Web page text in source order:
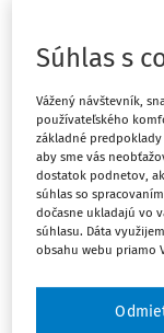
Nezamestnanosť
Košický kraj. Zo
klesol na
septembrom
stotín
„Vývoj
pre Slovensko.
darí tohtoročným
pracovnom trhu
Súhlas s
Vážený návštevník,
používateľského
základné
aby sme vás
dostatok podnetov,
súhlas so
dočasne ukladajú vo
súhlasu. Dáta
obsahu webu priamo